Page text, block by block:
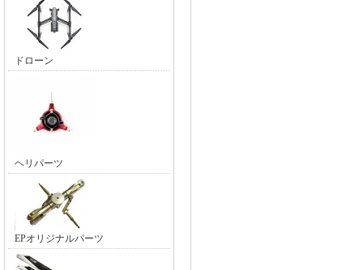
ドローン
ヘリパーツ
EPオリジナルパーツ